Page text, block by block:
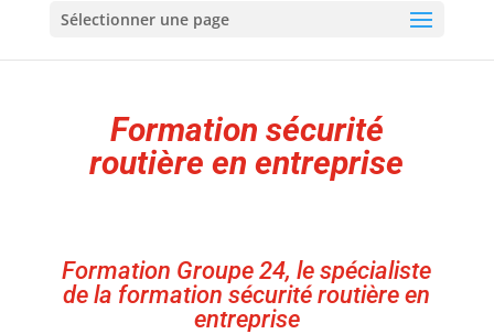
Sélectionner une page
Formation sécurité
routière en entreprise
Formation Groupe 24, le spécialiste
de la formation sécurité routière en
entreprise